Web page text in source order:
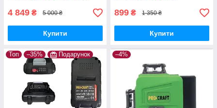
4 849 ₴ 5 000 ₴
Купити
899 ₴ 1 350 ₴
Купити
Топ –35% Подарунок –4%